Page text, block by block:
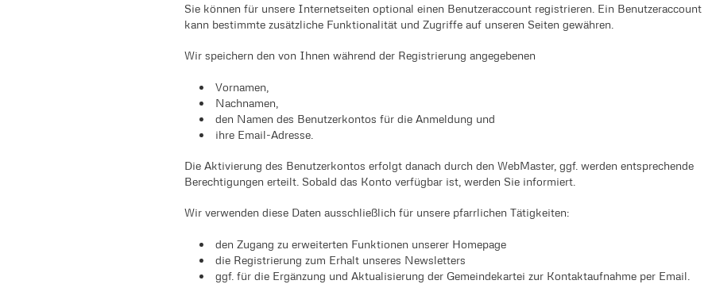
Sie können für unsere Internetseiten optional einen Benutzeraccount registrieren. Ein Benutzeraccount
kann bestimmte zusätzliche Funktionalität und Zugriffe auf unseren Seiten gewähren.
Wir speichern den von Ihnen während der Registrierung angegebenen
Vornamen,
Nachnamen,
den Namen des Benutzerkontos für die Anmeldung und
ihre Email-Adresse.
Die Aktivierung des Benutzerkontos erfolgt danach durch den WebMaster, ggf. werden entsprechende
Berechtigungen erteilt. Sobald das Konto verfügbar ist, werden Sie informiert.
Wir verwenden diese Daten ausschließlich für unsere pfarrlichen Tätigkeiten:
den Zugang zu erweiterten Funktionen unserer Homepage
die Registrierung zum Erhalt unseres Newsletters
ggf. für die Ergänzung und Aktualisierung der Gemeindekartei zur Kontaktaufnahme per Email.